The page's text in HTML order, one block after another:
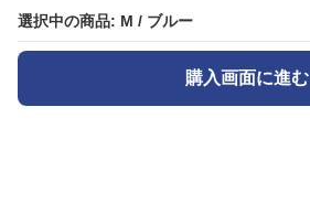
選択中の商品: M / ブルー
購入画面に進む
選択中の商品: M / ブルー
購入画面に進む